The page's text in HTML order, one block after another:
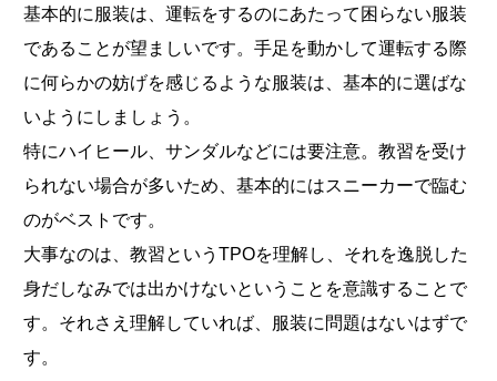
基本的に服装は、運転をするのにあたって困らない服装
であることが望ましいです。手足を動かして運転する際
に何らかの妨げを感じるような服装は、基本的に選ばな
いようにしましょう。
特にハイヒール、サンダルなどには要注意。教習を受け
られない場合が多いため、基本的にはスニーカーで臨む
のがベストです。
大事なのは、教習というTPOを理解し、それを逸脱した
身だしなみでは出かけないということを意識することで
す。それさえ理解していれば、服装に問題はないはずで
す。